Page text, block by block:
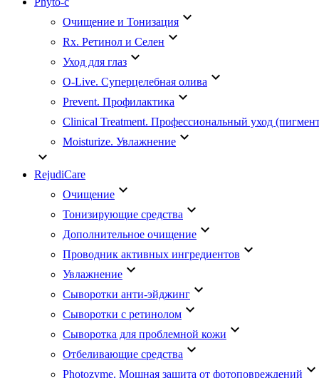
Очищение и Тонизация keyboard_arrow_down
Rx. Ретинол и Селен keyboard_arrow_down
Уход для глаз keyboard_arrow_down
O-Live. Суперцелебная олива keyboard_arrow_down
Prevent. Профилактика keyboard_arrow_down
Clinical Treatment. Профессиональный уход
Moisturize. Увлажнение keyboard_arrow_down
keyboard_arrow_down
RejudiCare
Очищение keyboard_arrow_down
Тонизирующие средства keyboard_arrow_down
Дополнительное очищение keyboard_arrow_down
Проводник активных ингредиентов keyboard_arrow_down
Увлажнение keyboard_arrow_down
Сыворотки анти-эйджинг keyboard_arrow_down
Сыворотки с ретинолом keyboard_arrow_down
Сыворотка для проблемной кожи keyboard_arrow_down
Отбеливающие средства keyboard_arrow_down
Photozyme. Мощная защита от фотоповреждений keyboard_arrow_down